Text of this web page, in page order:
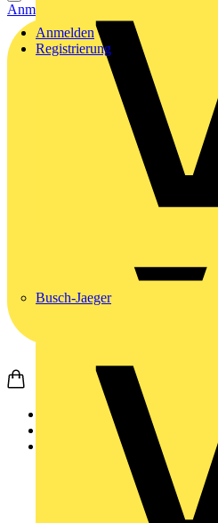
Busch-Jaeger
Anmelden
Registrierung
Anmelden